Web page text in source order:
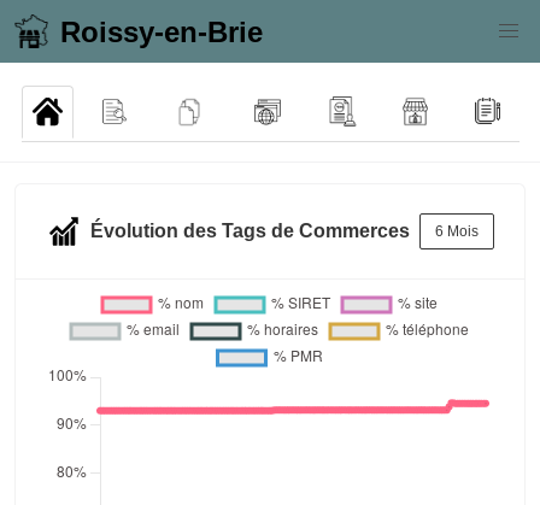
Roissy-en-Brie
Évolution des Tags de Commerces 6 Mois